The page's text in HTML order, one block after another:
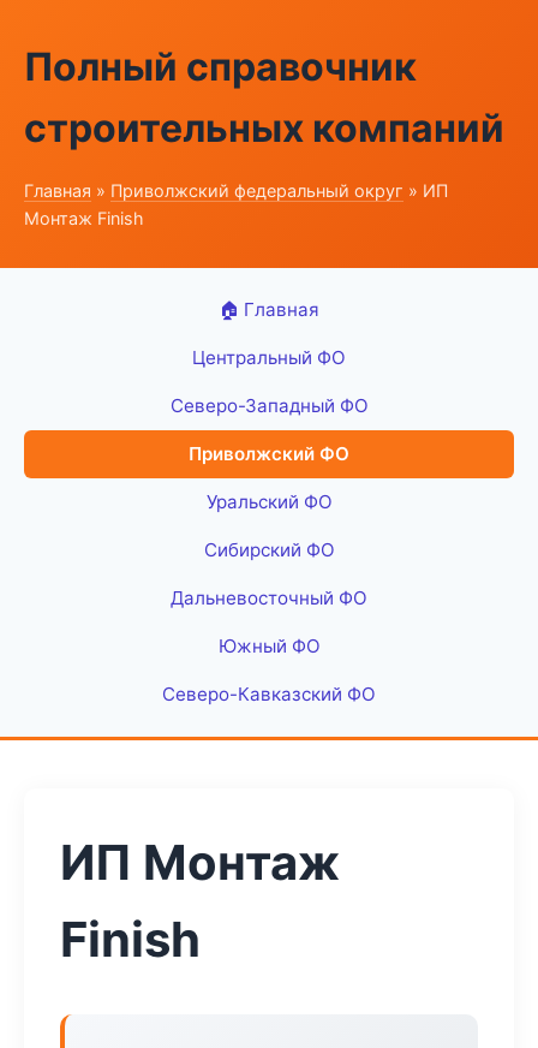
Полный справочник
строительных компаний
Главная » Приволжский федеральный округ » ИП
Монтаж Finish
🏠 Главная
Центральный ФО
Северо-Западный ФО
Приволжский ФО
Уральский ФО
Сибирский ФО
Дальневосточный ФО
Южный ФО
Северо-Кавказский ФО
ИП Монтаж
Finish